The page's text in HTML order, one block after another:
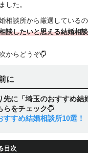
した。
相談所から厳選している
談したいと思える結婚相
からどうぞ
に
先に「埼玉のおすすめ結
らをチェック
すすめ結婚相談所10選！
目次